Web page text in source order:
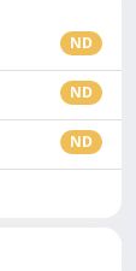
ND
ND
ND